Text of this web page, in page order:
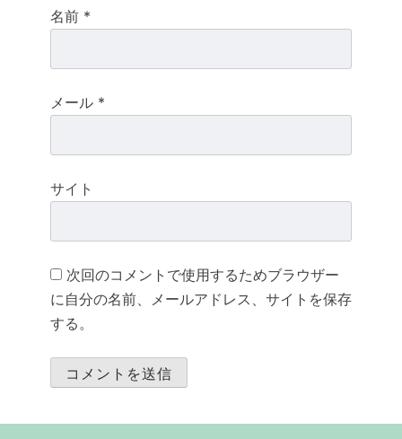
名前 *
メール *
サイト
次回のコメントで使用するためブラウザー
に自分の名前、メールアドレス、サイトを保存
する。